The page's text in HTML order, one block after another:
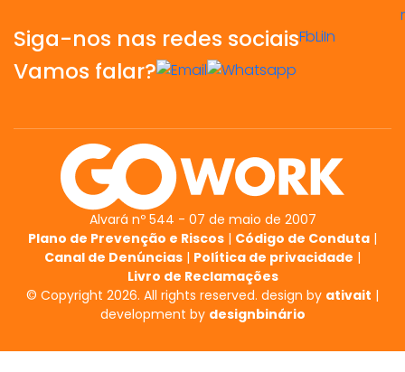
Siga-nos nas redes sociaisFbLiIn
Vamos falar?
Alvará nº 544 - 07 de maio de 2007
Plano de Prevenção e Riscos | Código de Conduta |
Canal de Denúncias | Política de privacidade |
Livro de Reclamações
© Copyright 2026. All rights reserved. design by ativait |
development by designbinário